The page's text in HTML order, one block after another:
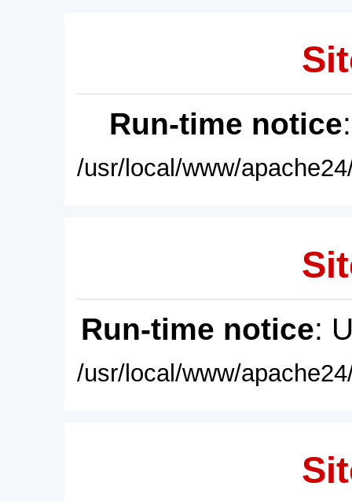
Run-time notice
/usr/local/www/
Run-time notice:
/usr/local/www/